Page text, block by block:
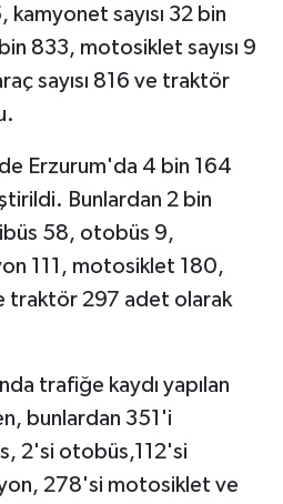
kamyonet sayısı 32 bin
833, motosiklet sayısı 9
sayısı 816 ve traktör
Erzurum'da 4 bin 164
Bunlardan 2 bin
58, otobüs 9,
111, motosiklet 180,
traktör 297 adet olarak
trafiğe kaydı yapılan
bunlardan 351'i
2'si otobüs,112'si
278'si motosiklet ve